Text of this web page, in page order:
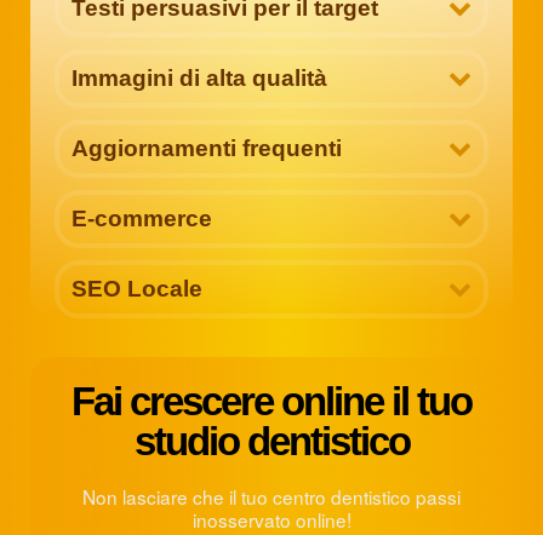
Testi persuasivi per il target
Immagini di alta qualità
Aggiornamenti frequenti
E-commerce
SEO Locale
Fai crescere online il tuo
studio dentistico
Non lasciare che il tuo centro dentistico passi
inosservato online!